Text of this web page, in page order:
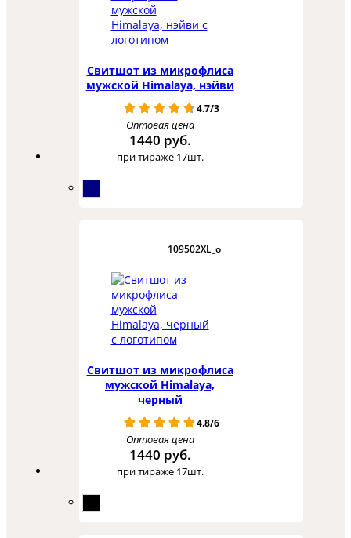
Свитшот из микрофлиса
мужской Himalaya, нэйви
4.7/3
Оптовая цена
1440 руб.
при тираже 17шт.
109502XL_o
Свитшот из микрофлиса
мужской Himalaya,
черный
4.8/6
Оптовая цена
1440 руб.
при тираже 17шт.